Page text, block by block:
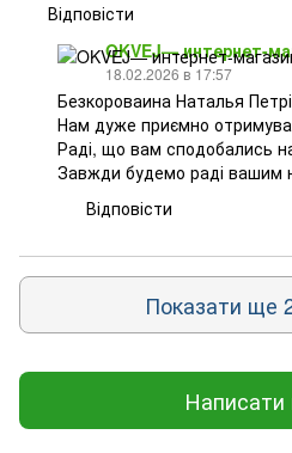
Відповісти
OKVEJ— интернет-
18.02.2026 в 17:57
Безкороваина Наталья
Нам дуже приємно
Раді, що вам сподобались
Завжди будемо раді вашим
Відповісти
Показати ще
Написати